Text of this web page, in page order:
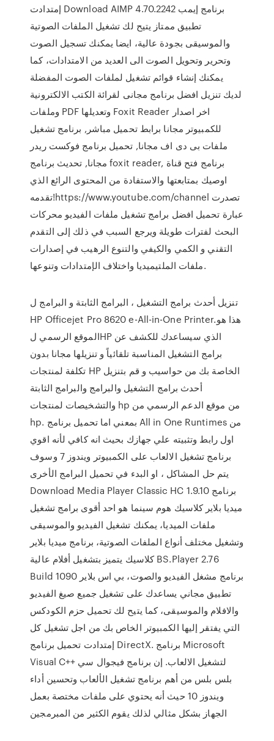
إمتدادت Download AIMP 4.70.2242 برنامج إيمب
تطبيق ممتاز يتيح لك تشغيل الملفات الصوتية
والموسيقى بجودة عالية، ايضا يمكنك تسجيل الصوت
وتحرير وتحويل الصوت الى العديد من الامتدادات، كما
يمكنك إنشاء قوائم تشغيل لملفات الصوت المفضلة
لديك تنزيل افضل برنامج مجانى لقرائة الكتب الالكترونية
وملفات PDF وتعديلها Foxit Reader اخر اصدار
للكمبيوتر مجانا برابط تحميل مباشر, برنامج تشغيل
ملفات بى دى اف مجانا, تحميل برنامج فوكست ريدر
مجانا, تحديث برنامج foxit reader, برنامج فتح قناة
اوصيك بمتابعتها والاستفادة من المحتوى الرائع الذي
تقدمه!https://www.youtube.com/channel تصدرت
عبارة تحميل افضل برامج تشغيل ملفات الفيديو محركات
البحث لفترات طويلة ويرجع السبب في ذلك إلى التقدم
التقني و الكمي والكيفي والتنوع الرهيب في إصدارات
ملفات الملتيميديا واختلاف الإمتدادات وتنوعها.
تنزيل أحدث برامج التشغيل ، البرامج الثابتة و البرامج ل
HP Officejet Pro 8620 e-All-in-One Printer.هذا هو
الموقع الرسمي لHP الذي سيساعدك للكشف عن
برامج التشغيل المناسبة تلقائياً و تنزيلها مجانا بدون
تكلفة لمنتجات HP الخاصة بك من حواسيب و قم بتنزيل
أحدث برامج التشغيل والبرامج والبرامج الثابتة
والتشخيصات لمنتجات hp من موقع الدعم الرسمي من
hp. بمعني اما تحميل برنامج All in One Runtimes من
اول رابط وتثبيته علي جهازك بحيث انه كافي لأنه اقوي
برنامج تشغيل الالعاب على الكمبيوتر ويندوز 7 وسوف
يتم حل المشاكل ، او البدء في تحميل البرامج الأخرى
Download Media Player Classic HC 1.9.10 برنامج
ميديا بلاير كلاسيك هوم سينما هو احد أقوى برامج تشغيل
ملفات الميديا، يمكنك تشغيل الفيديو والموسيقى
وتشغيل مختلف أنواع الملفات الصوتية، برنامج ميديا بلاير
كلاسيك يتميز بتشغيل أفلام عالية BS.Player 2.76
Build 1090 برنامج مشغل الفيديو والصوت، بي اس بلاير
تطبيق مجاني يساعدك على تشغيل جميع صيغ الفيديو
والافلام والموسيقى، كما يتيح لك تحميل حزم الكودكس
التي يفتقر إليها الكمبيوتر الخاص بك من اجل تشغيل كل
إمتدادت تحميل برنامج DirectX. برنامج Microsoft
Visual C++ لتشغيل الالعاب. إن برنامج فيجوال سي
بلس بلس من أهم برنامج تشغيل الألعاب وتحسين أداء
ويندوز 10 حيث أنه يحتوي على ملفات مختصة بعمل
الجهاز بشكل مثالي لذلك يقوم الكثير من المبرمجين